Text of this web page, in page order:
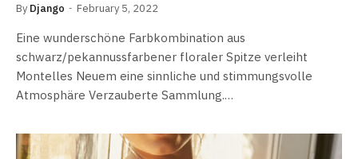
By Django February 5, 2022
Eine wunderschöne Farbkombination aus
schwarz/pekannussfarbener floraler Spitze verleiht
Montelles Neuem eine sinnliche und stimmungsvolle
Atmosphäre Verzauberte Sammlung.…